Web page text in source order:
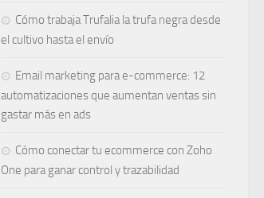
Cómo trabaja Trufalia la trufa negra desde
el cultivo hasta el envío
Email marketing para e-commerce: 12
automatizaciones que aumentan ventas sin
gastar más en ads
Cómo conectar tu ecommerce con Zoho
One para ganar control y trazabilidad